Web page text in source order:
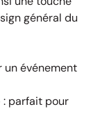
général du
un événement
: parfait pour